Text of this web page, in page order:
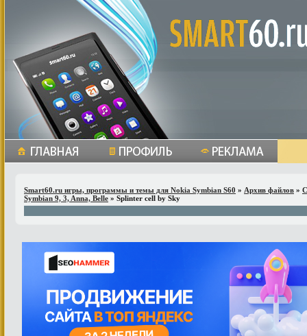
Smart60.ru игры, программы и темы для Nokia Symbian S60 » Архив файлов »
Symbian 9, 3, Anna, Belle » Splinter cell by Sky